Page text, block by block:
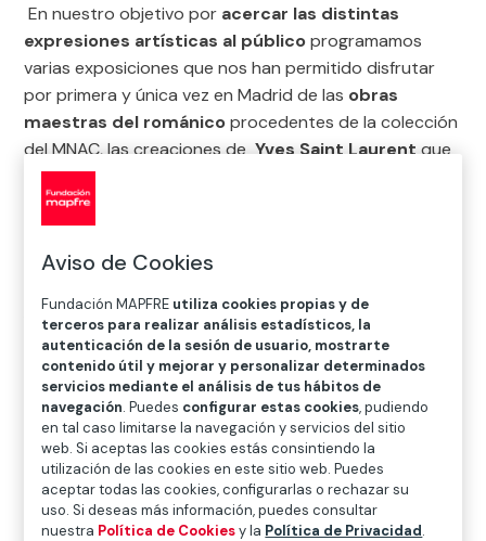
En nuestro objetivo por acercar las distintas
expresiones artísticas al públicoprogramamos
varias exposiciones que nos han permitido disfrutar
por primera y única vez en Madrid de las obras
maestras del románicoprocedentes de la colección
del MNAC, las creaciones deYves Saint Laurentque
nos acercaron al arte de la moda a través de una
selección de sus modelos, dibujos, fotografías y
películas; y finalmente, una cuidada muestra de
dibujos pertenecientes a nuestra colección dio forma
XX.
exposiciones en 2011
Aviso de Cookies
Fundación MAPFRE utiliza cookies propias y de
terceros para realizar análisis estadísticos, la
autenticación de la sesión de usuario, mostrarte
contenido útil y mejorar y personalizar determinados
servicios mediante el análisis de tus hábitos de
navegación. Puedes configurar estas cookies, pudiendo
en tal caso limitarse la navegación y servicios del sitio
web. Si aceptas las cookies estás consintiendo la
utilización de las cookies en este sitio web. Puedes
aceptar todas las cookies, configurarlas o rechazar su
uso. Si deseas más información, puedes consultar
nuestra Política de Cookiesy la Política de Privacidad.